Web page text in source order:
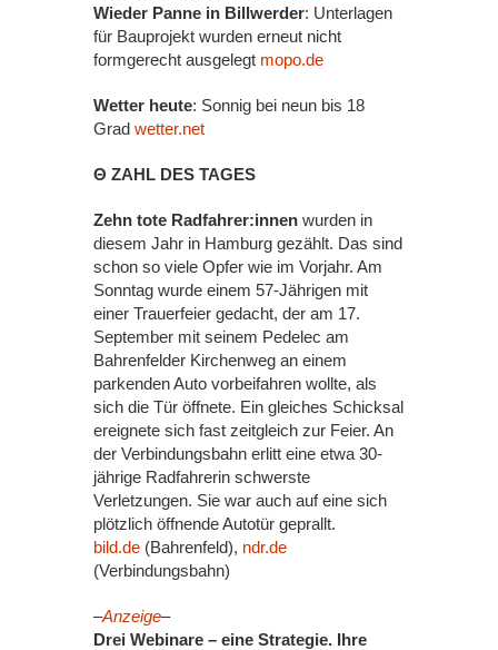
Wieder Panne in Billwerder: Unterlagen
für Bauprojekt wurden erneut nicht
formgerecht ausgelegt mopo.de
Wetter heute: Sonnig bei neun bis 18
Grad wetter.net
Θ ZAHL DES TAGES
Zehn tote Radfahrer:innen wurden in
diesem Jahr in Hamburg gezählt. Das sind
schon so viele Opfer wie im Vorjahr. Am
Sonntag wurde einem 57-Jährigen mit
einer Trauerfeier gedacht, der am 17.
September mit seinem Pedelec am
Bahrenfelder Kirchenweg an einem
parkenden Auto vorbeifahren wollte, als
sich die Tür öffnete. Ein gleiches Schicksal
ereignete sich fast zeitgleich zur Feier. An
der Verbindungsbahn erlitt eine etwa 30-
jährige Radfahrerin schwerste
Verletzungen. Sie war auch auf eine sich
plötzlich öffnende Autotür geprallt.
bild.de (Bahrenfeld), ndr.de
(Verbindungsbahn)
–Anzeige–
Drei Webinare – eine Strategie. Ihre